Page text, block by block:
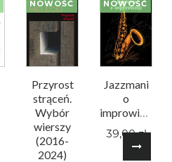
NOWOŚĆ
Przyrost
strąceń.
Wybór
wierszy
(2016-
2024)
NOWOŚĆ
Jazzmani
o
39,00 zł